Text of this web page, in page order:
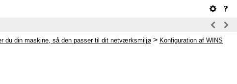
du din maskine, så den passer til dit netværksmiljø > Konfiguration af WINS